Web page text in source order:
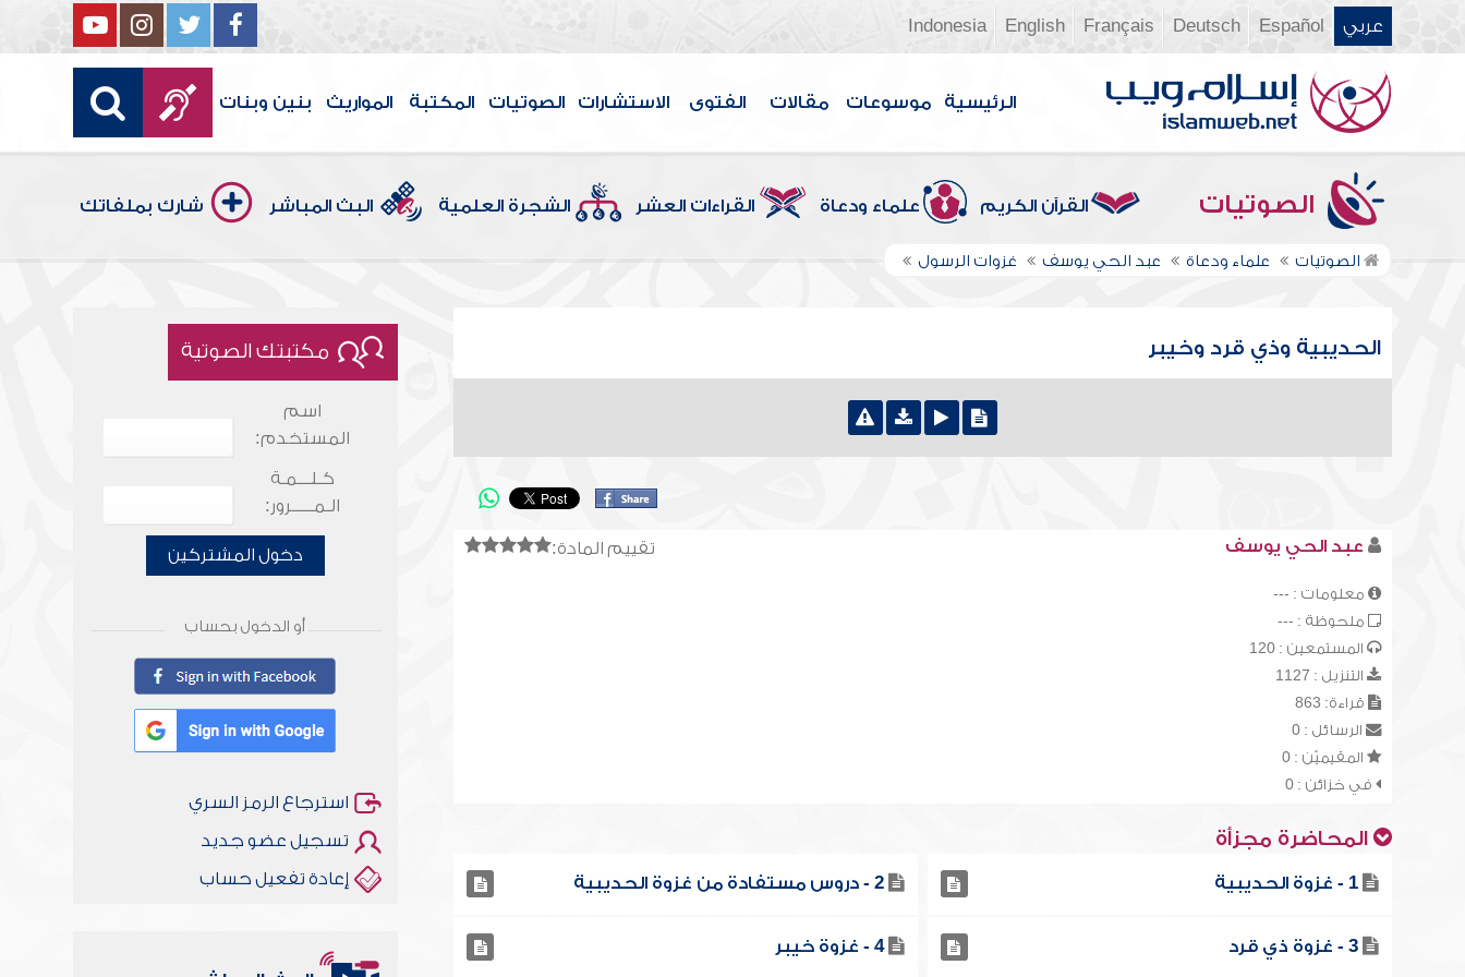
عربي Español
Deutsch
Français
English
Indonesia
الرئيسية موسوعات مقالات الفتوى الاستشارات الصوتيات المكتبة المواريث بنين وبنات
الصوتيات القرآن الكريم علماء ودعاة القراءات العشر الشجرة العلمية البث المباشر شارك بملفاتك
الصوتيات علماء ودعاة عبد الحي يوسف غزوات الرسول
الحديبية وذي قرد وخيبر
تقييم المادة: عبد الحي يوسف
معلومات : ---
ملحوظة : ---
المستمعين : 120
التنزيل : 1127
قراءة: 863
الرسائل : 0
المقيميّن : 0
في خزائن : 0
المحاضرة مجزأة
1 - غزوة الحديبية 2 - دروس مستفادة من غزوة الحديبية
3 - غزوة ذي قرد 4 - غزوة خيبر
مكتبتك الصوتية
اسم
المستخدم:
كـلـــمـة
الـمـــــرور:
دخول المشتركين
أو الدخول بحساب
استرجاع الرمز السري
تسجيل عضو جديد
إعادة تفعيل حساب